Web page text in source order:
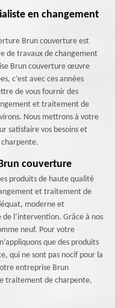
en changement
Brun couverture est
de travaux de changement
Brun couverture œuvre
c’est avec ces années
de vous fournir des
et traitement de
Nous mettrons à votre
satisfaire vos besoins et
couverture
produits de haute qualité
et traitement de
moderne et
l’intervention. Grâce à nos
neuf. Pour votre
que des produits
qui ne sont pas nocif pour la
entreprise Brun
traitement de charpente,